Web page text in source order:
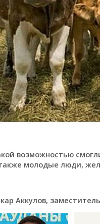
возможностью
молодые люди,
Аккулов,